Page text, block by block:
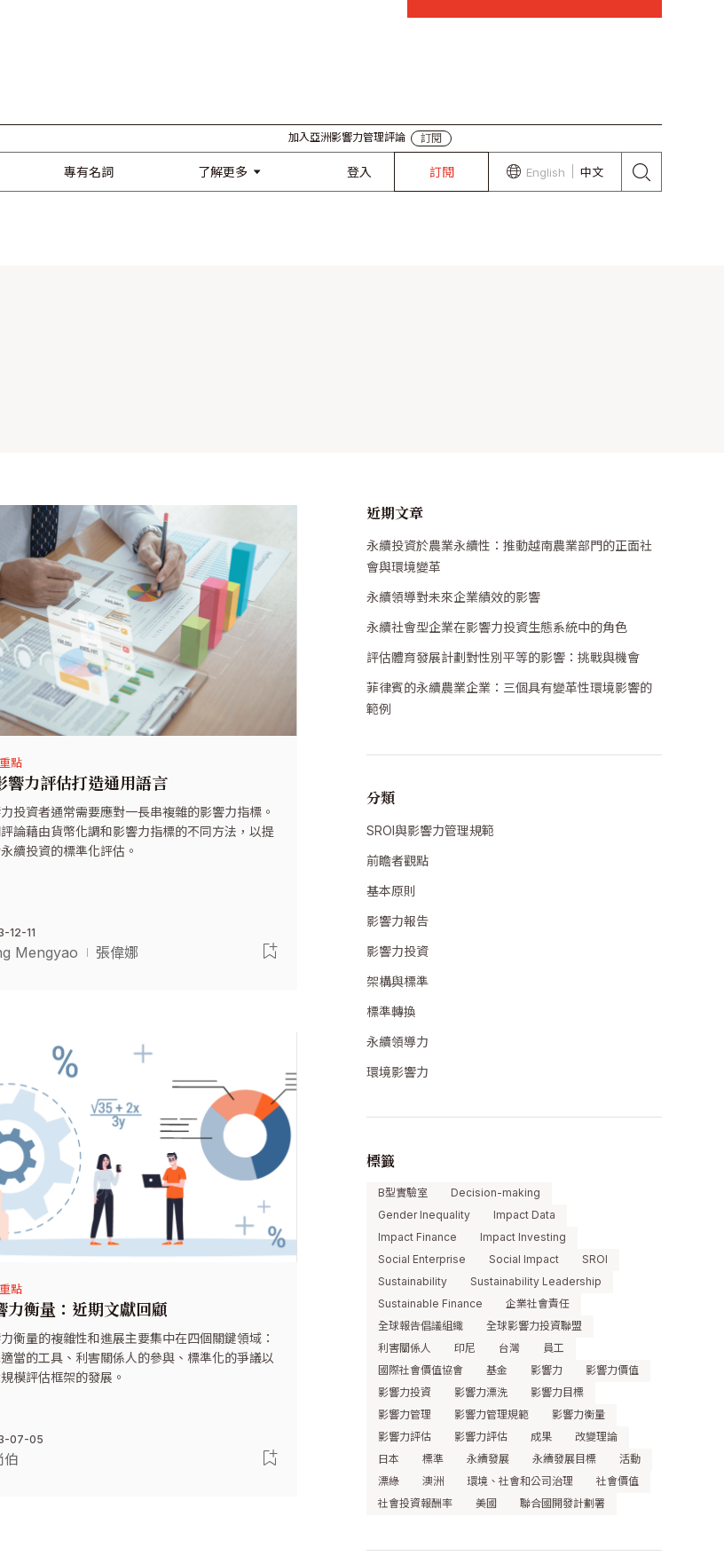
加入亞洲影響力管理評論 訂閱
專有名詞 了解更多 登入 English 中文
訂閱
點
響力評估打造通用語言
投資者通常需要應對一長串複雜的影響力指標。
論藉由貨幣化調和影響力指標的不同方法，以提
續投資的標準化評估。
12-11
Mengyao 張偉娜
點
力衡量：近期文獻回顧
衡量的複雜性和進展主要集中在四個關鍵領域：
當的工具、利害關係人的參與、標準化的爭議以
模評估框架的發展。
07-05
伯
近期文章
永續投資於農業永續性：推動越南農業部門的正面社
會與環境變革
永續領導對未來企業績效的影響
永續社會型企業在影響力投資生態系統中的角色
評估體育發展計劃對性別平等的影響：挑戰與機會
菲律賓的永續農業企業：三個具有變革性環境影響的
範例
分類
SROI與影響力管理規範
前瞻者觀點
基本原則
影響力報告
影響力投資
架構與標準
標準轉換
永續領導力
環境影響力
標籤
B型實驗室
Decision-making
Gender Inequality
Impact Data
Impact Finance
Impact Investing
Social Enterprise
Social Impact
SROI
Sustainability
Sustainability Leadership
Sustainable Finance
企業社會責任
全球報告倡議組織
全球影響力投資聯盟
利害關係人
印尼 台灣
員工
國際社會價值協會
基金 影響力
影響力價值
影響力投資
影響力漂洗
影響力目標
影響力管理
影響力管理規範
影響力衡量
影響力評估
影響力評估 成果
改變理論
日本
標準 永續發展 永續發展目標
活動
漂綠
澳洲 環境、社會和公司治理
社會價值
社會投資報酬率
美國 聯合國開發計劃署